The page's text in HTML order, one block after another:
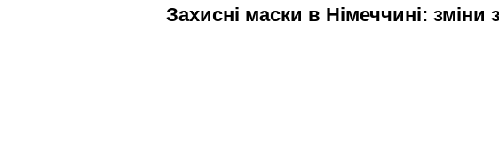
Захисні маски в Німеччині: зміни